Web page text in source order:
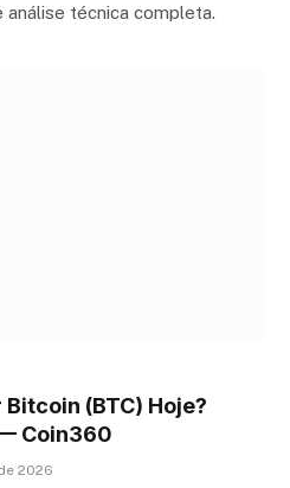
técnica completa.
(BTC) Hoje?
Coin360
2026